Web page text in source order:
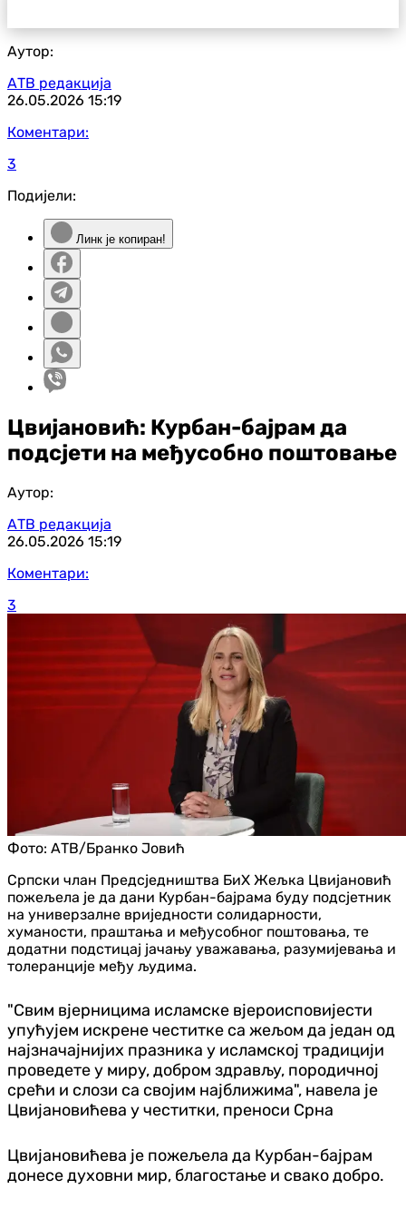
Аутор:
АТВ редакција
26.05.2026 15:19
Коментари:
3
Подијели:
Линк је копиран!
Цвијановић: Курбан-бајрам да
подсјети на међусобно поштовање
Аутор:
АТВ редакција
26.05.2026 15:19
Коментари:
3
Фото: АТВ/Бранко Јовић
Српски члан Предсједништва БиХ Жељка Цвијановић
пожељела је да дани Курбан-бајрама буду подсјетник
на универзалне вриједности солидарности,
хуманости, праштања и међусобног поштовања, те
додатни подстицај јачању уважавања, разумијевања и
толеранције међу људима.
"Свим вјерницима исламске вјероисповијести
упућујем искрене честитке са жељом да један од
најзначајнијих празника у исламској традицији
проведете у миру, добром здрављу, породичној
срећи и слози са својим најближима", навела је
Цвијановићева у честитки, преноси Срна
Цвијановићева је пожељела да Курбан-бајрам
донесе духовни мир, благостање и свако добро.